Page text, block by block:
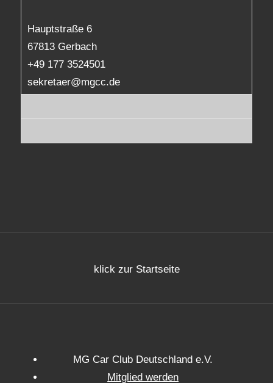
Hauptstraße 6
67813 Gerbach
+49 177 3524501
sekretaer@mgcc.de
klick zur Startseite
MG Car Club Deutschland e.V.
Mitglied werden